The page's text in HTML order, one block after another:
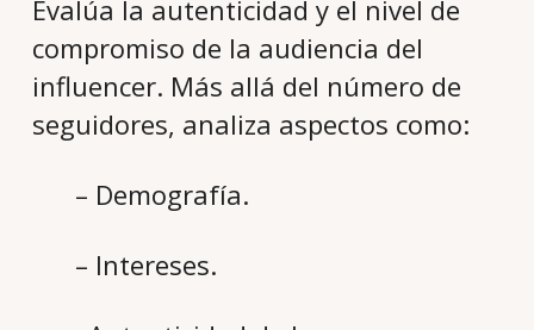
Evalúa la autenticidad y el nivel de
compromiso de la audiencia del
influencer. Más allá del número de
seguidores, analiza aspectos como:
– Demografía.
– Intereses.